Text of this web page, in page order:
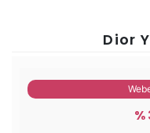
Dior
%